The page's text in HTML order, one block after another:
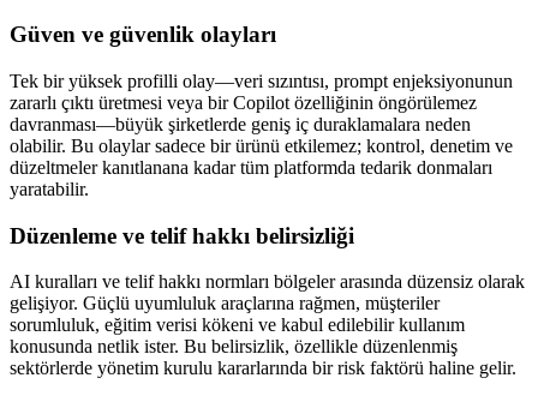
Güven ve güvenlik olayları
Tek bir yüksek profilli olay—veri sızıntısı, prompt enjeksiyonunun
zararlı çıktı üretmesi veya bir Copilot özelliğinin öngörülemez
davranması—büyük şirketlerde geniş iç duraklamalara neden
olabilir. Bu olaylar sadece bir ürünü etkilemez; kontrol, denetim ve
düzeltmeler kanıtlanana kadar tüm platformda tedarik donmaları
yaratabilir.
Düzenleme ve telif hakkı belirsizliği
AI kuralları ve telif hakkı normları bölgeler arasında düzensiz olarak
gelişiyor. Güçlü uyumluluk araçlarına rağmen, müşteriler
sorumluluk, eğitim verisi kökeni ve kabul edilebilir kullanım
konusunda netlik ister. Bu belirsizlik, özellikle düzenlenmiş
sektörlerde yönetim kurulu kararlarında bir risk faktörü haline gelir.